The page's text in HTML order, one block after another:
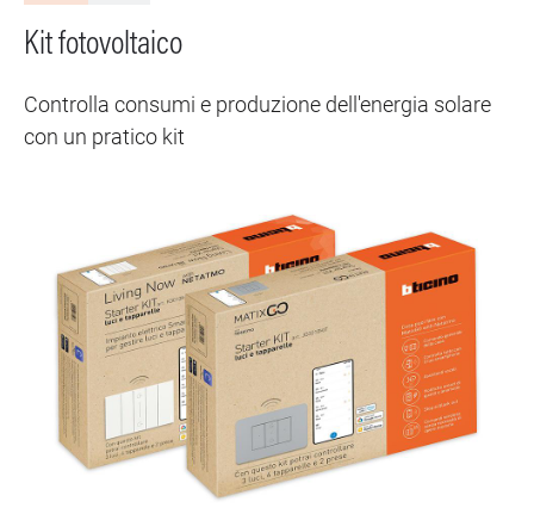
Kit fotovoltaico
Controlla consumi e produzione dell'energia solare
con un pratico kit